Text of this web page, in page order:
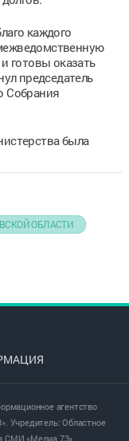
каждого
готовы оказать
председатель
Собрания
была
ОБЛАСТИ
агентство
Учредитель: Областное
СМИ «Медиа 73».